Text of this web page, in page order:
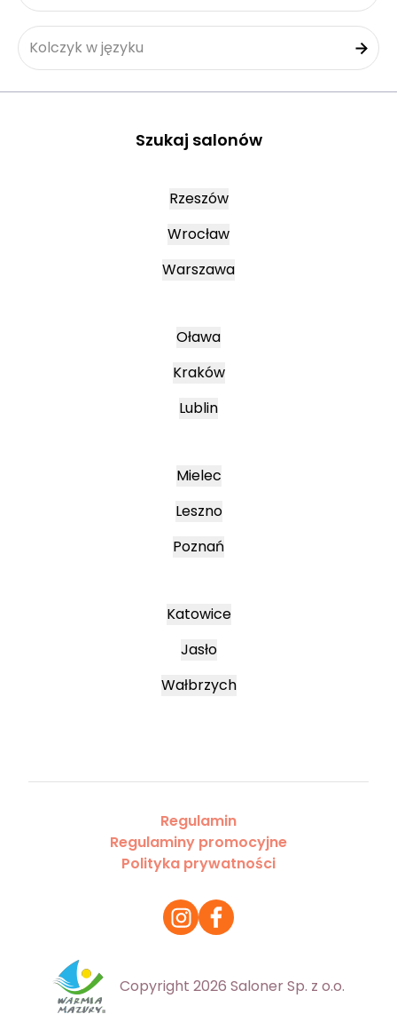
Kolczyk w języku
Szukaj salonów
Rzeszów
Wrocław
Warszawa
Oława
Kraków
Lublin
Mielec
Leszno
Poznań
Katowice
Jasło
Wałbrzych
Regulamin
Regulaminy promocyjne
Polityka prywatności
Copyright 2026 Saloner Sp. z o.o.